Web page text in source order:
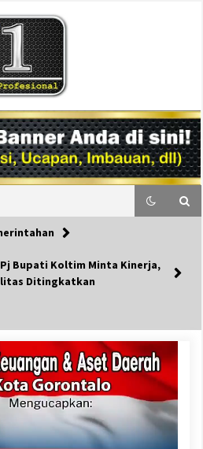
DM1
Bupati Koltim Minta Kinerja,
Ditingkatkan